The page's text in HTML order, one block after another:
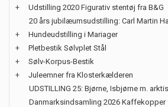
+
Udstilling 2020 Figurativ stentøj fra B&G
20 års jubilæumsudstilling: Carl Martin
+
Hundeudstilling i Mariager
+
Pletbestik Sølvplet Stål
+
Sølv-Korpus-Bestik
+
Juleemner fra Klosterkælderen
UDSTILLING 25: Bjørne, Isbjørne m.
Danmarksindsamling 2026 Kaffekopper